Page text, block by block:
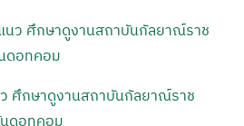
ว ศึกษาดูงานสถาบันกัลยาณ์ราช
ดอทคอม